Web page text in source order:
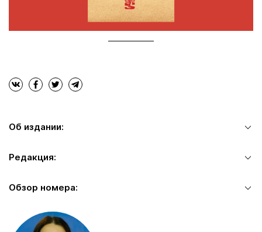
Об издании:
Редакция:
Обзор номера: